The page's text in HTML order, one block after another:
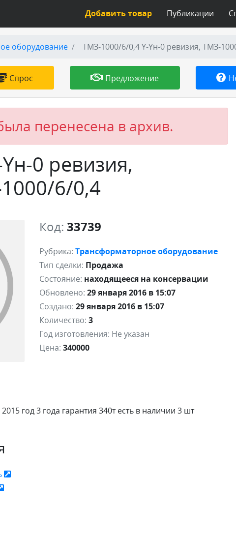
Публикации
Добавить товар
оборудование ТМЗ-1000/6/0,4 Y-Yн-0 ревизия, ТМЗ-
Спрос Предложение
перенесена в архив.
0 ревизия,
6/0,4
Код: 33739
Рубрика: Трансформаторное оборудование
Тип сделки: Продажа
Состояние: находящееся на консервации
Обновлено: 29 января 2016 в 15:07
Создано: 29 января 2016 в 15:07
Количество: 3
Год изготовления: Не указан
Цена: 340000
год 3 года гарантия 340т есть в наличии 3 шт